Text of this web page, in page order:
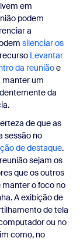
em
podem
a
silenciar os
Levantar
da reuniãoe
manter um
da
de que as
sessão no
de destaque.
sejam os
que os outros
o foco no
A exibição de
de tela
ou no
como, no